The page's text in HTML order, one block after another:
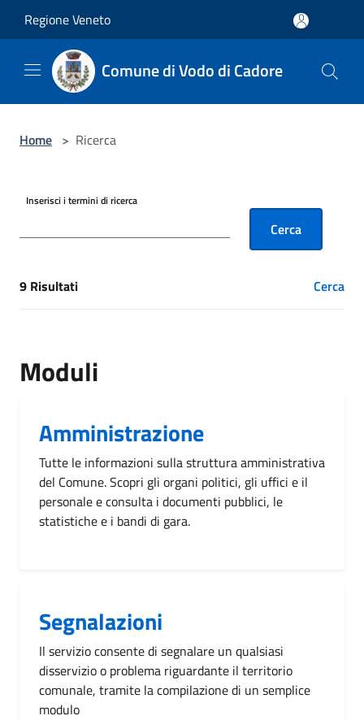
Regione Veneto
Comune di Vodo di Cadore
Home > Ricerca
Inserisci i termini di ricerca
Cerca
[results] Risultati
9 Risultati Cerca
Moduli
Amministrazione
Tutte le informazioni sulla struttura amministrativa
del Comune. Scopri gli organi politici, gli uffici e il
personale e consulta i documenti pubblici, le
statistiche e i bandi di gara.
Segnalazioni
Il servizio consente di segnalare un qualsiasi
disservizio o problema riguardante il territorio
comunale, tramite la compilazione di un semplice
modulo